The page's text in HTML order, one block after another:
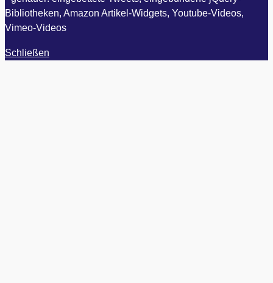
Bibliotheken, Amazon Artikel-Widgets, Youtube-Videos,
Vimeo-Videos
Schließen